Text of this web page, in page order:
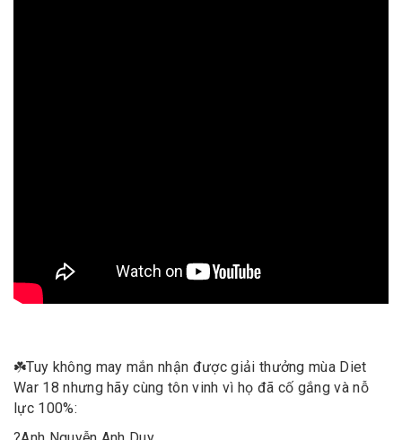
☘️Tuy không may mắn nhận được giải thưởng mùa Diet
War 18 nhưng hãy cùng tôn vinh vì họ đã cố gắng và nỗ
lực 100%: